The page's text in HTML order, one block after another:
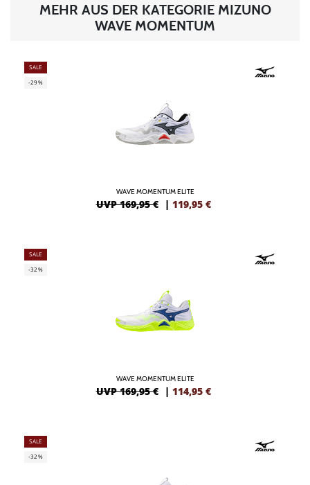
MEHR AUS DER KATEGORIE MIZUNO
WAVE MOMENTUM
SALE
-29%
WAVE MOMENTUM ELITE
UVP 169,95 € | 119,95 €
SALE
-32%
WAVE MOMENTUM ELITE
UVP 169,95 € | 114,95 €
SALE
-32%